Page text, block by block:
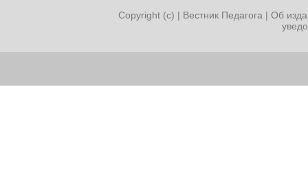
Copyright (c) | Вестник Педагога | Об